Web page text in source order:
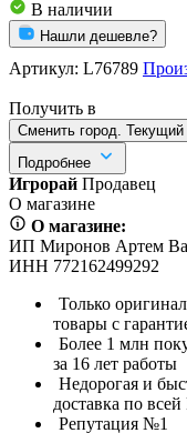
В наличии
Нашли дешевле?
Артикул: L76789
Получить в
Сменить город.
Подробнее
Игрорай Продавец
О магазине
О магазине:
ИП Миронов Артем
ИНН 772162499292
Только
товары с
Более 1 млн
за 16 лет работы
Недорогая и
доставка по
Репутация №1